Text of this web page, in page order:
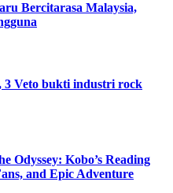
Bercitarasa Malaysia,
3 Veto bukti industri rock
Odyssey: Kobo’s Reading
and Epic Adventure